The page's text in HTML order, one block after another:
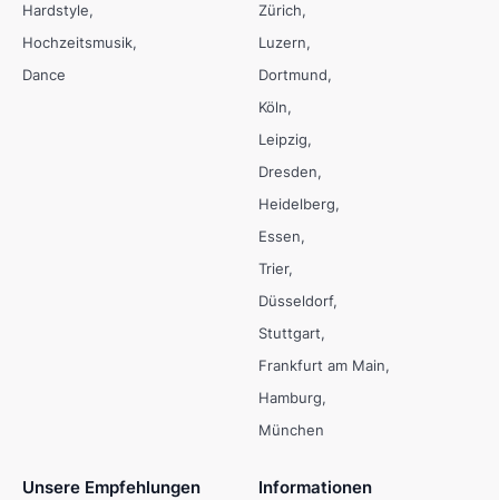
Hardstyle
Hochzeitsmusik
Dance
Zürich
Luzern
Dortmund
Köln
Leipzig
Dresden
Heidelberg
Essen
Trier
Düsseldorf
Stuttgart
Frankfurt am Main
Hamburg
München
Unsere Empfehlungen Informationen